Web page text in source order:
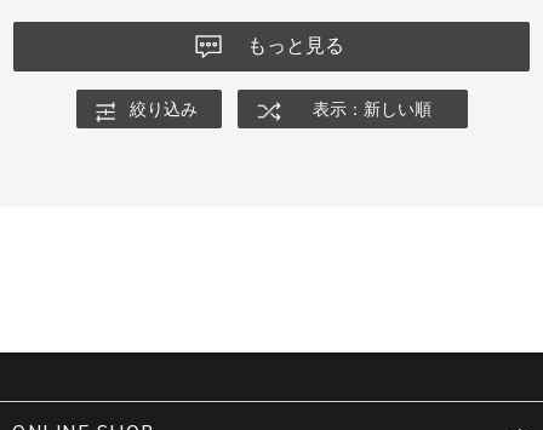
もっと見る
絞り込み 表示：新しい順